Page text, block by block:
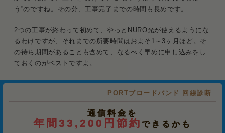
う”のですね。その分、工事完了までの時間も長めです。
2つの工事が終わって初めて、やっとNURO光が使えるようにな
るわけですが、それまでの所要時間はおよそ1～3ヶ月ほど。そ
の待ち期間があることも含めて、なるべく早めに申し込みをし
ておくのがベストですよ。
PORTブロードバンド 回線診断
通信料金を
年間33,200円節約 できるかも